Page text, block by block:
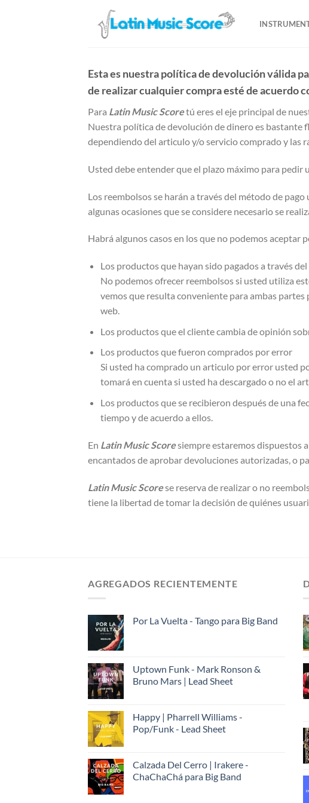
Esta es nuestra política de devolución válida
de realizar cualquier compra esté de acuerdo
Para Latin Music Scoretú eres el eje principal de
Nuestra política de devolución de dinero es bastante
dependiendo del articulo y/o servicio comprado y las
Usted debe entender que el plazo máximo para pedir
Los reembolsos se harán a través del método de
algunas ocasiones que se considere necesario se
Habrá algunos casos en los que no podemos aceptar
Los productos que hayan sido pagados a través
No podemos ofrecer reembolsos si usted utiliza
vemos que resulta conveniente para ambas
web.
Los productos que el cliente cambia de opinión
Los productos que fueron comprados por error
Si usted ha comprado un articulo por error usted
tomará en cuenta si usted ha descargado o no el
Los productos que se recibieron después de una
tiempo y de acuerdo a ellos.
En Latin Music Scoresiempre estaremos dispuestos
encantados de aprobar devoluciones autorizadas, o
Latin Music Scorese reserva de realizar o no
tiene la libertad de tomar la decisión de quiénes
AGREGADOS RECIENTEMENTE
Por La Vuelta - Tango para Big Band
Uptown Funk - Mark Ronson &
Bruno Mars | Lead Sheet
Happy | Pharrell Williams -
Pop/Funk - Lead Sheet
Calzada Del Cerro | Irakere -
ChaChaChá para Big Band